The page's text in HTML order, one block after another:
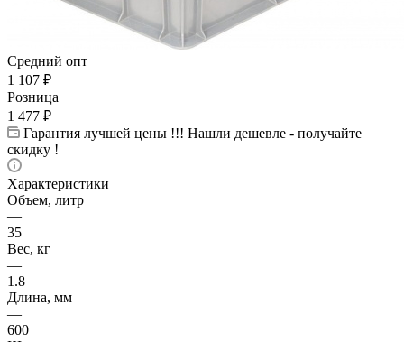
Средний опт
1 107 ₽
Розница
1 477 ₽
Гарантия лучшей цены !!! Нашли дешевле - получайте
скидку !
Характеристики
Объем, литр
—
35
Вес, кг
—
1.8
Длина, мм
—
600